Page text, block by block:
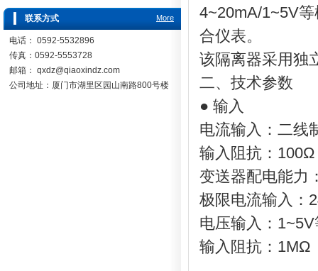
4~20mA/1~5V
合仪表。
该隔离器采用独
二、技术参数
● 输入
电流输入：二线
输入阻抗：100Ω
变送器配电能力
极限电流输入：
电压输入：
输入阻抗：1MΩ
More
联系方式
电话： 0592-5532896
传真：0592-5553728
邮箱： qxdz@qiaoxindz.com
公司地址：厦门市湖里区园山南路800号楼